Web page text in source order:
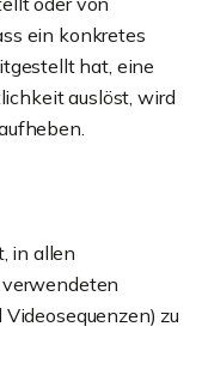
ein konkretes
hat, eine
auslöst, wird
in allen
zu